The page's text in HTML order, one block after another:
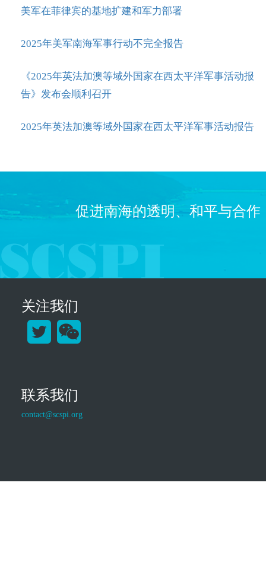
美军在菲律宾的基地扩建和军力部署
2025年美军南海军事行动不完全报告
《2025年英法加澳等域外国家在西太平洋军事活动报
告》发布会顺利召开
2025年英法加澳等域外国家在西太平洋军事活动报告
促进南海的透明、和平与合作
关注我们
联系我们
contact@scspi.org